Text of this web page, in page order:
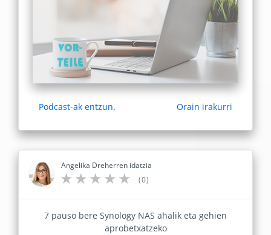
Podcast-ak entzun. Orain irakurri
Angelika Dreherren idatzia
(0)
7 pauso bere Synology NAS ahalik eta gehien
aprobetxatzeko